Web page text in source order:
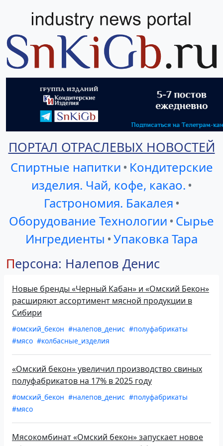
ПОРТАЛ ОТРАСЛЕВЫХ НОВОСТЕЙ
Спиртные напитки • Кондитерские
изделия. Чай, кофе, какао. •
Гастрономия. Бакалея •
Оборудование Технологии • Сырье
Ингредиенты •Упаковка Тара
Персона: Налепов Денис
Новые бренды «Черный Кабан» и «Омский Бекон»
расширяют ассортимент мясной продукции в
Сибири
#омский_бекон #налепов_денис #полуфабрикаты
#мясо #колбасные_изделия
«Омский бекон» увеличил производство свиных
полуфабрикатов на 17% в 2025 году
#омский_бекон #налепов_денис #полуфабрикаты
#мясо
Мясокомбинат «Омский бекон» запускает новое